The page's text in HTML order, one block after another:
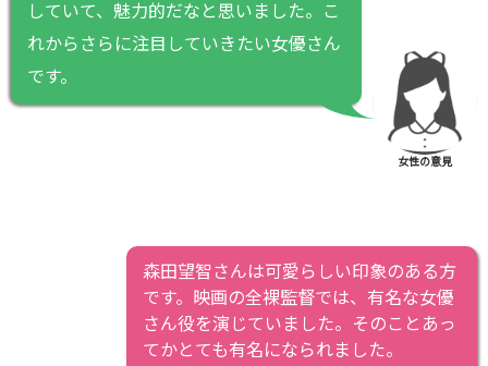
していて、魅力的だなと思いました。こ
れからさらに注目していきたい女優さん
です。
女性の意見
森田望智さんは可愛らしい印象のある方
です。映画の全裸監督では、有名な女優
さん役を演じていました。そのことあっ
てかとても有名になられました。